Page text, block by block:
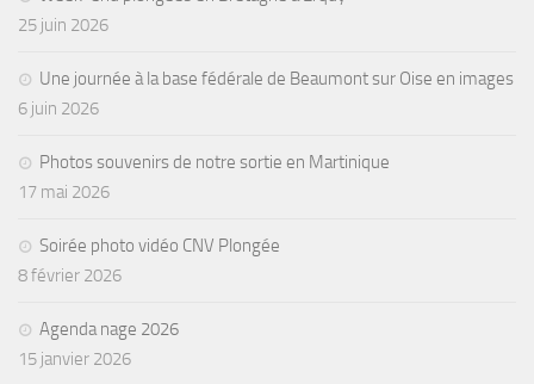
Sorties 2018
Sorties 2016
Sorties 2014
BIO SUB
Environnement et Biologie Sub
Formations
Lac Merveilleux
AUDIOVISUEL
25 juin 2026
Une journée à la base fédérale de Beaumont sur Oise en images
6 juin 2026
Photos souvenirs de notre sortie en Martinique
17 mai 2026
Soirée photo vidéo CNV Plongée
8 février 2026
Agenda nage 2026
15 janvier 2026